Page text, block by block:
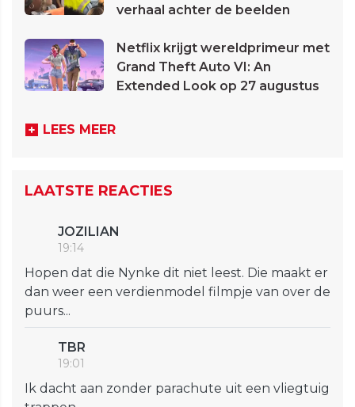
verhaal achter de beelden
Netflix krijgt wereldprimeur met
Grand Theft Auto VI: An
Extended Look op 27 augustus
LEES MEER
LAATSTE REACTIES
JOZILIAN
19:14
Hopen dat die Nynke dit niet leest. Die maakt er
dan weer een verdienmodel filmpje van over de
puurs...
TBR
19:01
Ik dacht aan zonder parachute uit een vliegtuig